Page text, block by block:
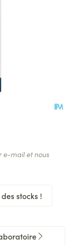
stocks !
e-mail et nous